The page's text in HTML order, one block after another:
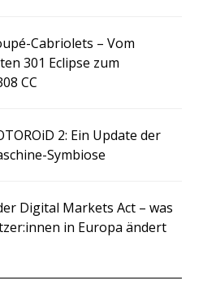
Cabriolets – Vom
301 Eclipse zum
CC
2: Ein Update der
Symbiose
Digital Markets Act – was
in Europa ändert